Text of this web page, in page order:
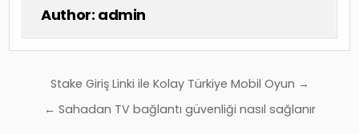
Author: admin
Yazı
gezinmesi
Stake Giriş Linki ile Kolay Türkiye Mobil Oyun →
← Sahadan TV bağlantı güvenliği nasıl sağlanır